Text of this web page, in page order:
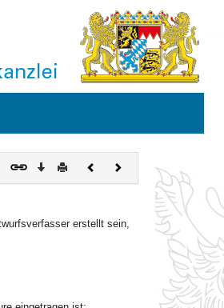
Download
DruckenVorherigesNächstes
Dokument
erstellt sein,